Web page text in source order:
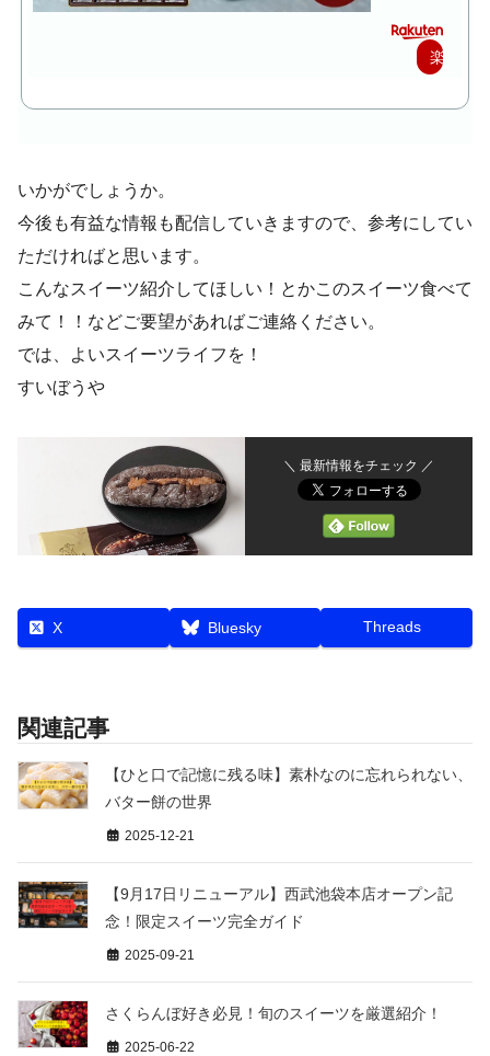
楽
いかがでしょうか。
今後も有益な情報も配信していきますので、参考にしてい
ただければと思います。
こんなスイーツ紹介してほしい！とかこのスイーツ食べて
みて！！などご要望があればご連絡ください。
では、よいスイーツライフを！
すいぼうや
＼ 最新情報をチェック ／
X Bluesky Threads
関連記事
【ひと口で記憶に残る味】素朴なのに忘れられない、
バター餅の世界
2025-12-21
【9月17日リニューアル】西武池袋本店オープン記
念！限定スイーツ完全ガイド
2025-09-21
さくらんぼ好き必見！旬のスイーツを厳選紹介！
2025-06-22